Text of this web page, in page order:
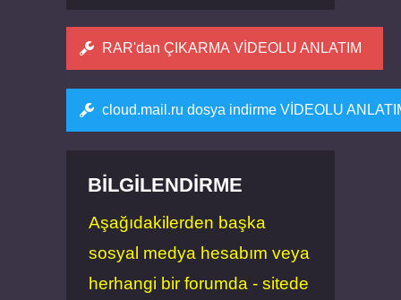
RAR'dan ÇIKARMA VİDEOLU ANLATIM
cloud.mail.ru dosya indirme VİDEOLU
BILGILENDIRME
Aşağıdakilerden başka
sosyal medya hesabım veya
herhangi bir forumda - sitede